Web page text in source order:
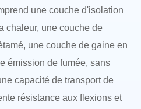
une couche d'isolation
chaleur, une couche de
une couche de gaine en
émission de fumée, sans
capacité de transport de
résistance aux flexions et